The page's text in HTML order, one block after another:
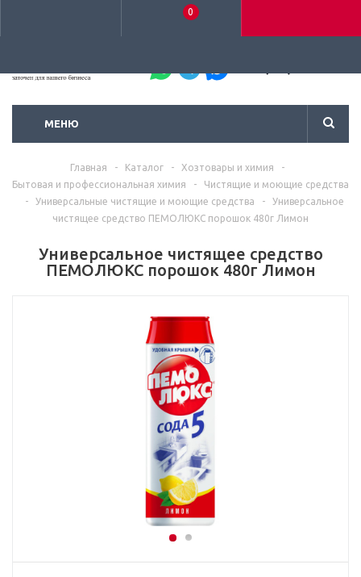
0
МЕНЮ
Главная - Каталог - Хозтовары и химия
-
Бытовая и профессиональная химия
-
Чистящие и моющие средства
-
Универсальные чистящие и моющие средства -
Универсальное
чистящее средство ПЕМОЛЮКС порошок 480г Лимон
Универсальное чистящее средство
ПЕМОЛЮКС порошок 480г Лимон